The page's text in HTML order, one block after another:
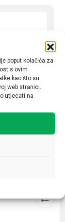
poput kolačića za
s ovim
kao što su
web stranici.
utjecati na